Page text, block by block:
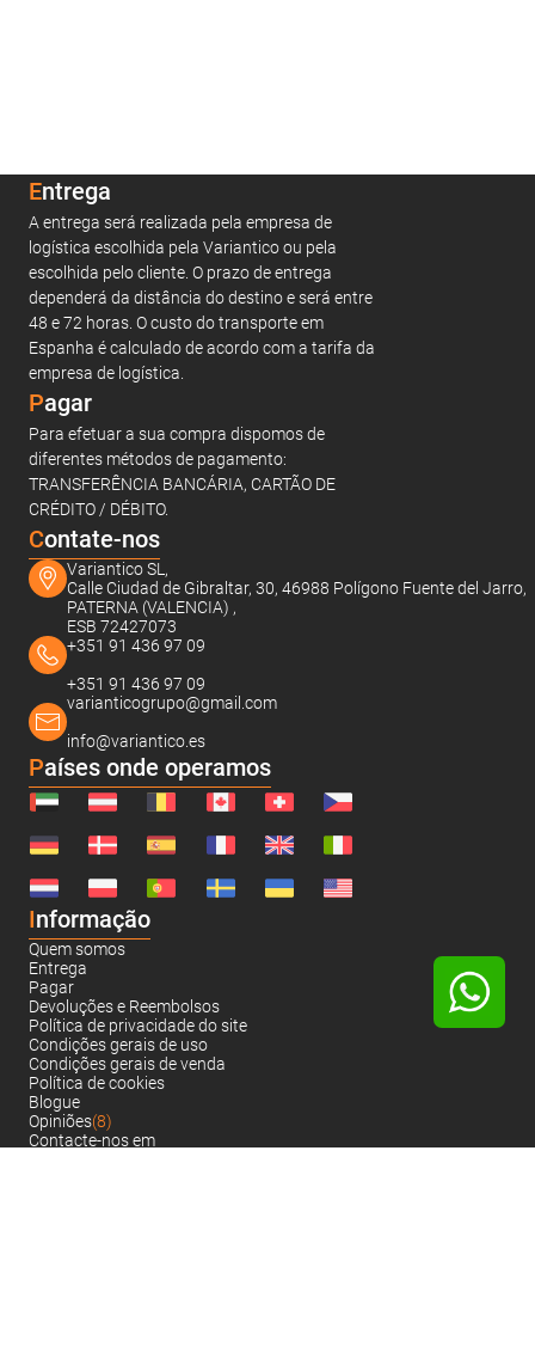
Entrega
A entrega será realizada pela empresa de
logística escolhida pela Variantico ou pela
escolhida pelo cliente. O prazo de entrega
dependerá da distância do destino e será entre
48 e 72 horas. O custo do transporte em
Espanha é calculado de acordo com a tarifa da
empresa de logística.
Pagar
Para efetuar a sua compra dispomos de
diferentes métodos de pagamento:
TRANSFERÊNCIA BANCÁRIA, CARTÃO DE
CRÉDITO / DÉBITO.
Contate-nos
Variantico SL,
Calle Ciudad de Gibraltar, 30, 46988 Polígono Fuente del Jarro,
PATERNA (VALENCIA) ,
ESB 72427073
+351 91 436 97 09
+351 91 436 97 09
varianticogrupo@gmail.com
info@variantico.es
Países onde operamos
Informação
Quem somos
Entrega
Pagar
Devoluções e Reembolsos
Política de privacidade do site
Condições gerais de uso
Condições gerais de venda
Política de cookies
Blogue
Opiniões(8)
Contacte-nos em